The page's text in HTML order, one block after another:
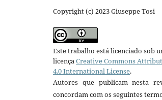
Copyright (c) 2023 Giuseppe Tosi
Este trabalho está licenciado sob
licençaCreative Commons
4.0 International License.
Autores que publicam nesta
concordam com os seguintes